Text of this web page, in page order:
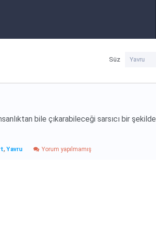
Süz
bile çıkarabileceği sarsıcı bir şekilde
, Yavru Yorum yapılmamış